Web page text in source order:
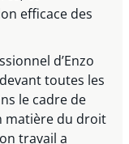
efficace des
d’Enzo
toutes les
le cadre de
matière du droit
travail a